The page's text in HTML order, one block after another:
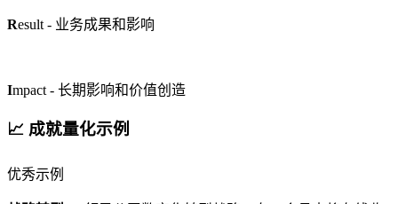
Result - 业务成果和影响
Impact - 长期影响和价值创造
📈 成就量化示例
优秀示例